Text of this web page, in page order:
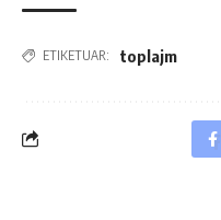
ETIKETUAR: toplajm